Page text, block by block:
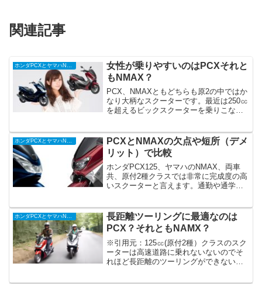
関連記事
女性が乗りやすいのはPCXそれと
もNMAX？
PCX、NMAXともどちらも原2の中ではか
なり大柄なスクーターです。最近は250㏄
を超えるビックスクーターを乗りこなす
きさですね。そこでどちらが乗りやすい
のか比較してい...
ホンダPCXとヤマハNMAXを徹底比較
PCXとNMAXの欠点や短所（デメ
リット）で比較
ホンダPCX125、ヤマハのNMAX、両車
共、原付2種クラスでは非常に完成度の高
いスクーターと言えます。通勤や通学は
い層に人気がある両車です。しかし、欠
点や短所もあるのも...
ホンダPCXとヤマハNMAXを徹底比較
長距離ツーリングに最適なのは
PCX？それともNAMX？
※引用元：125㏄(原付2種）クラスのスク
ーターは高速道路に乗れないないのでそ
れほど長距離のツーリングができないよ